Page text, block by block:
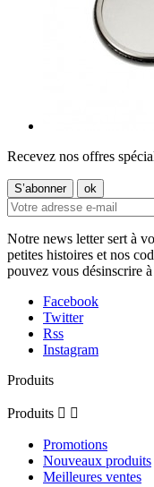
Recevez nos offres
Notre news letter sert à
petites histoires et nos
pouvez vous désinscrire
Facebook
Twitter
Rss
Instagram
Produits
Produits  
Promotions
Nouveaux produits
Meilleures ventes